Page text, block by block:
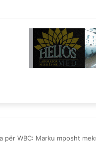
për WBC: Marku mposht